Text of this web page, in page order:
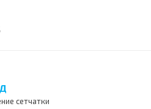
сетчатки